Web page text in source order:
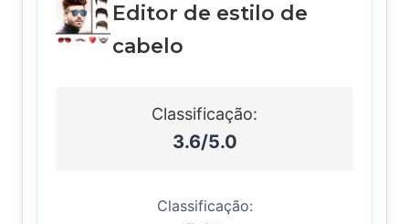
Editor de estilo de
cabelo
Classificação:
3.6/5.0
Classificação: